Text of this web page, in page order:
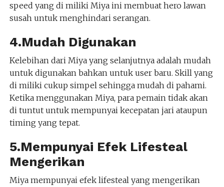
speed yang di miliki Miya ini membuat hero lawan
susah untuk menghindari serangan.
4.Mudah Digunakan
Kelebihan dari Miya yang selanjutnya adalah mudah
untuk digunakan bahkan untuk user baru. Skill yang
di miliki cukup simpel sehingga mudah di pahami.
Ketika menggunakan Miya, para pemain tidak akan
di tuntut untuk mempunyai kecepatan jari ataupun
timing yang tepat.
5.Mempunyai Efek Lifesteal
Mengerikan
Miya mempunyai efek lifesteal yang mengerikan